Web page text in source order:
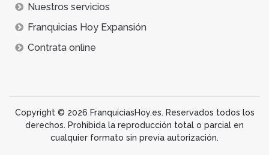
Nuestros servicios
Franquicias Hoy Expansión
Contrata online
Copyright © 2026 FranquiciasHoy.es. Reservados todos los
derechos. Prohibida la reproducción total o parcial en
cualquier formato sin previa autorización.